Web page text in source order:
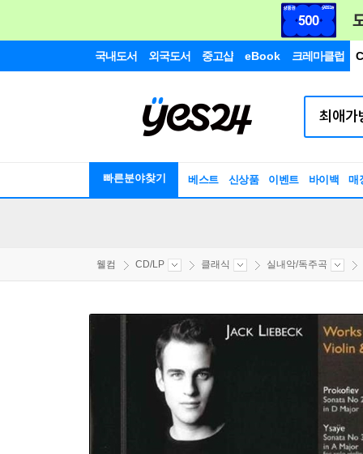
국내도서 외국도서 중고샵 eBook 크레마클럽
빠른분야찾기 베스트 신상품 이벤트 바이백 매
웰컴 CD/LP 클래식 실내악/독주곡